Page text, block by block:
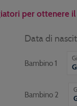
per ottenere
Data di
Bambino 1
Bambino 2